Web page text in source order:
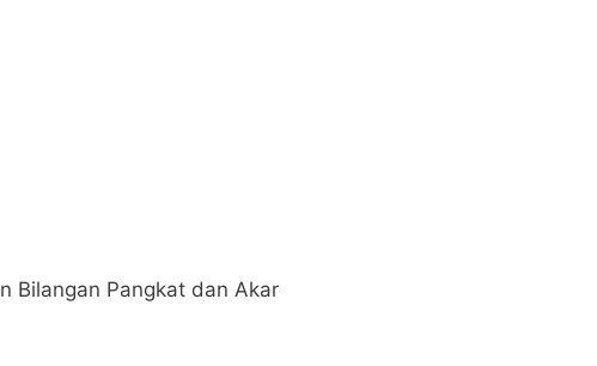
Bilangan Pangkat dan Akar